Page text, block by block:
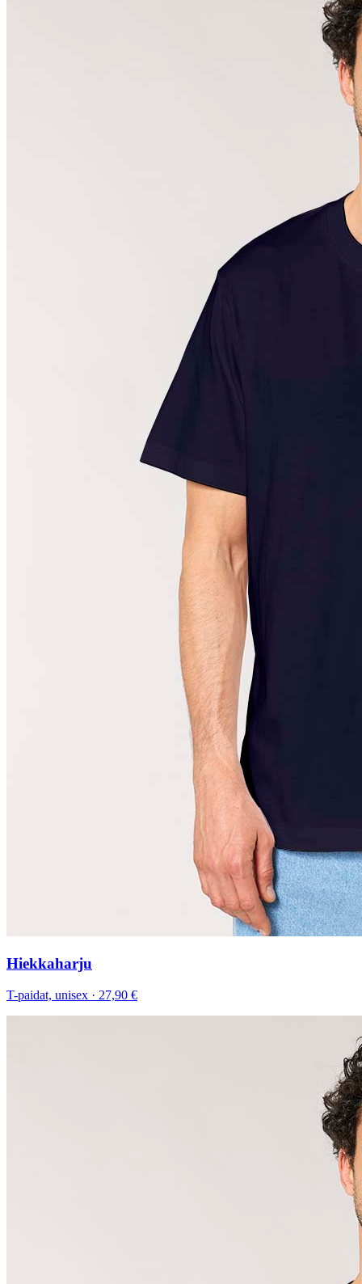
Hiekkaharju
T-paidat, unisex · 27,90 €